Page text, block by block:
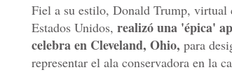
Fiel a su estilo, Donald Trump, virtual
Estados Unidos, realizó una 'épica'
celebra en Cleveland, Ohio, para
representar el ala conservadora en la